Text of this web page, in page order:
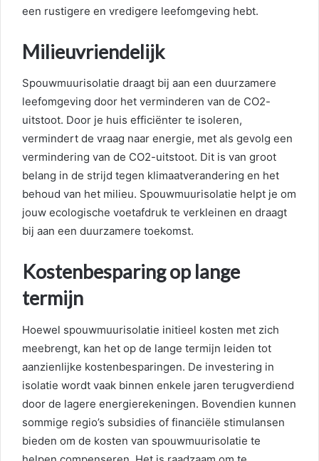
een rustigere en vredigere leefomgeving hebt.
Milieuvriendelijk
Spouwmuurisolatie draagt bij aan een duurzamere
leefomgeving door het verminderen van de CO2-
uitstoot. Door je huis efficiënter te isoleren,
vermindert de vraag naar energie, met als gevolg een
vermindering van de CO2-uitstoot. Dit is van groot
belang in de strijd tegen klimaatverandering en het
behoud van het milieu. Spouwmuurisolatie helpt je om
jouw ecologische voetafdruk te verkleinen en draagt
bij aan een duurzamere toekomst.
Kostenbesparing op lange
termijn
Hoewel spouwmuurisolatie initieel kosten met zich
meebrengt, kan het op de lange termijn leiden tot
aanzienlijke kostenbesparingen. De investering in
isolatie wordt vaak binnen enkele jaren terugverdiend
door de lagere energierekeningen. Bovendien kunnen
sommige regio’s subsidies of financiële stimulansen
bieden om de kosten van spouwmuurisolatie te